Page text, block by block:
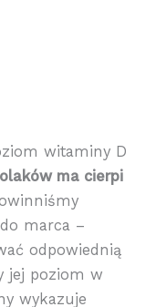
witaminy D
ma cierpi
marca –
odpowiednią
jej poziom w
wykazuje